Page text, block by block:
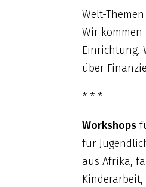
Welt-
Wir kommen
Einrichtung.
über
* * *
Workshops
für
aus Afrika,